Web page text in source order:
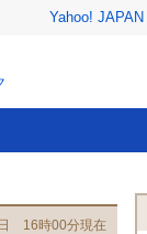
Yahoo! JAPAN
16時00分現在